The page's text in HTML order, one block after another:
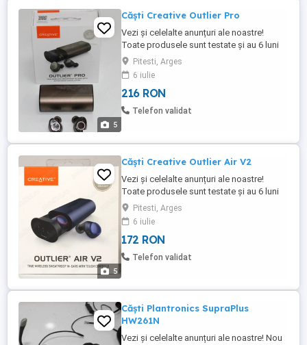
5
Căști Creative Outlier Pro
Vezi și celelalte anunțuri ale noastre!
Toate produsele sunt testate și au 6 luni
garanție. Pozele sunt ale produselor reale.
Acest produs este: RENOVAT Tip: True
Wireless Formă: In-ear Microfon: DA
Canale: 2 Conectivitate: Bluetooth Interval
de frecvență: 20 20.000 Hz Timp de
Pitesti, Arges
6 iulie
216 RON
Telefon validat
5
Căști Creative Outlier Air V2
Vezi și celelalte anunțuri ale noastre!
Toate produsele sunt testate și au 6 luni
garanție. Pozele sunt ale produselor reale.
Acest produs este: RENOVAT Tip: True
Wireless Formă: In-ear Microfon: DA
Canale: 2 Conectivitate: Bluetooth Interval
de frecvență: 20 20.000 Hz Timp de
Pitesti, Arges
6 iulie
172 RON
Telefon validat
Căști Plantronics SupraPlus
HW261N
Vezi și celelalte anunțuri ale noastre! Nou